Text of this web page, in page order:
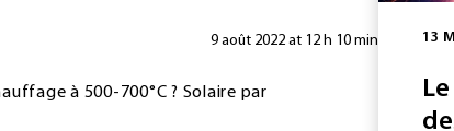
9 août 2022 at 12 h 10 min
à 500-700°C ? Solaire par
13